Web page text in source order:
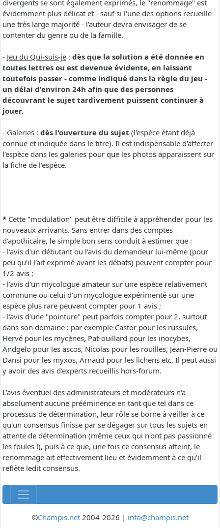
divergents se sont également exprimés, le "renommage" est
évidemment plus délicat et - sauf si l'une des options recueille
une très large majorité - l'auteur devra envisager de se
contenter du genre ou de la famille.
- Jeu du Qui-suis-je : dès que la solution a été donnée en
toutes lettres ou est devenue évidente, en laissant
toutefois passer - comme indiqué dans la règle du jeu -
un délai d'environ 24h afin que des personnes
découvrant le sujet tardivement puissent continuer à
jouer.
- Galeries : dès l'ouverture du sujet (l'espèce étant déjà
connue et indiquée dans le titre). Il est indispensable d'affecter
l'espèce dans les galeries pour que les photos apparaissent sur
la fiche de l'espèce.
* Cette "modulation" peut être difficile à appréhender pour les
nouveaux arrivants. Sans entrer dans des comptes
d'apothicaire, le simple bon sens conduit à estimer que :
- l'avis d'un débutant ou l'avis du demandeur lui-même (pour
peu qu'il l'ait exprimé avant les débats) peuvent compter pour
1/2 avis ;
- l'avis d'un mycologue amateur sur une espèce relativement
commune ou celui d'un mycologue expérimenté sur une
espèce plus rare peuvent compter pour 1 avis ;
- l'avis d'une "pointure" peut parfois compter pour 2, surtout
dans son domaine : par exemple Castor pour les russules,
Hervé pour les mycènes, Pat-ouillard pour les inocybes,
Andgelo pour les ascos, Nicolas pour les rouilles, Jean-Pierre ou
Dansi pour les myxos, Arnaud pour les lichens etc. Il peut aussi
y avoir des avis d'experts recueillis hors-forum.
L'avis éventuel des administrateurs et modérateurs n'a
absolument aucune prééminence en tant que tel dans ce
processus de détermination, leur rôle se borne à veiller à ce
qu'un consensus finisse par se dégager sur tous les sujets en
attente de détermination (même ceux qui n'ont pas passionné
les foules !), puis à ce que, une fois ce consensus atteint, le
renommage ait effectivement lieu et évidemment à ce qu'il
reflète ledit consensus.
©Champis.net2004-2026 | info@champis.net